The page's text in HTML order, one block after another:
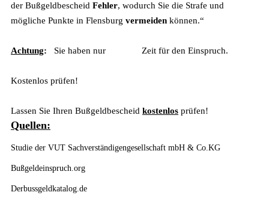
der Bußgeldbescheid Fehler, wodurch Sie die Strafe und
mögliche Punkte in Flensburg vermeiden können.“
Achtung: Sie haben nur Zeit für den Einspruch.
Kostenlos prüfen!
Lassen Sie Ihren Bußgeldbescheid kostenlos prüfen!
Quellen:
Studie der VUT Sachverständigengesellschaft mbH & Co.KG
Bußgeldeinspruch.org
Derbussgeldkatalog.de